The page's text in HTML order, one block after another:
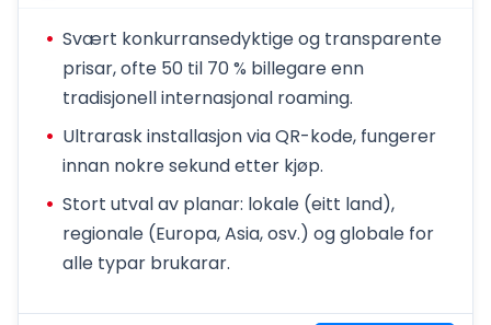
Svært konkurransedyktige og transparente
prisar, ofte 50 til 70 % billegare enn
tradisjonell internasjonal roaming.
Ultrarask installasjon via QR-kode, fungerer
innan nokre sekund etter kjøp.
Stort utval av planar: lokale (eitt land),
regionale (Europa, Asia, osv.) og globale for
alle typar brukarar.